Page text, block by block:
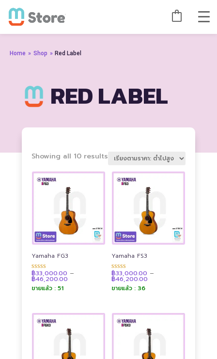
Home » Shop » Red Label
RED LABEL
Showing all 10 resultsSorted
price:
low
Yamaha FG3
ให้คะแนน
4.90
ตั้งแต่ 1-5
คะแนน
฿33,000.00 –
฿46,200.00Price
ขายแล้ว : 51
Yamaha FS3
ให้คะแนน
4.92
ตั้งแต่ 1-5
คะแนน
฿33,000.00 –
฿46,200.00
ขายแล้ว : 36